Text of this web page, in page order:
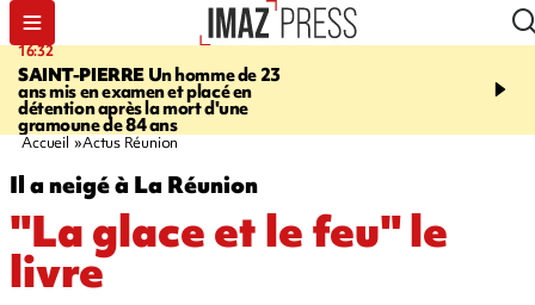
16:32
SAINT-PIERREUn homme de 23
ans mis en examen et placé en
détention après la mort d'une
gramoune de 84 ans
21:08
et Turquie scellent un
Accueil Actus Réunion
Il a neigé à La Réunion
"La glace et le feu" le
livre